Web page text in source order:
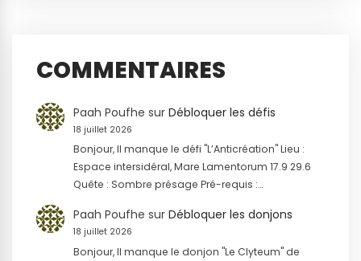
COMMENTAIRES
Paah Poufhe sur Débloquer les défis
18 juillet 2026
Bonjour, Il manque le défi "L’Anticréation" Lieu :
Espace intersidéral, Mare Lamentorum 17.9 29.6
Quête : Sombre présage Pré-requis :…
Paah Poufhe sur Débloquer les donjons
18 juillet 2026
Bonjour, Il manque le donjon "Le Clyteum" de